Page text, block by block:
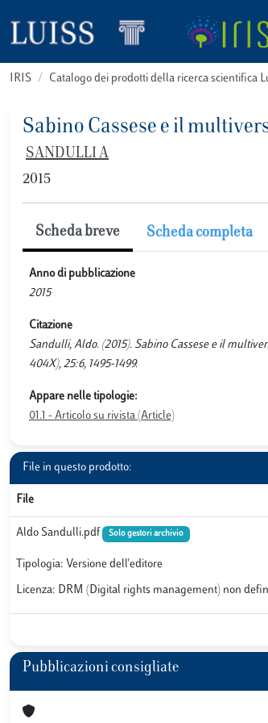
IRIS Catalogo dei prodotti della ricerca scientifica
Sabino Cassese e il
SANDULLI A
2015
Scheda breve Scheda completa
Anno di pubblicazione
2015
Citazione
Sandulli, Aldo. (2015). Sabino Cassese e il
404X), 25:6, 1495-1499.
Appare nelle tipologie:
01.1 - Articolo su rivista (Article)
File in questo prodotto:
File
Aldo Sandulli.pdf Solo gestori archivio
Tipologia: Versione dell'editore
Licenza: DRM (Digital rights management) non
Pubblicazioni consigliate